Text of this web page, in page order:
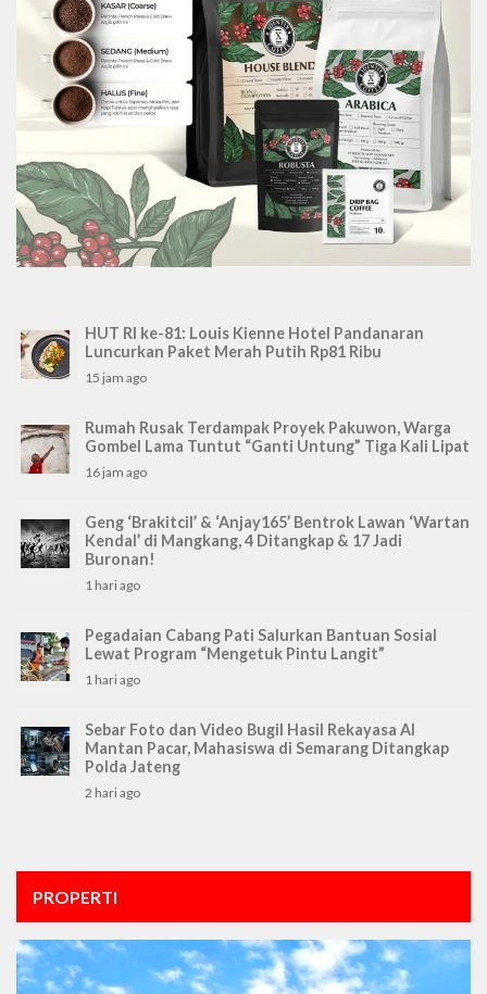
HUT RI ke-81: Louis Kienne Hotel Pandanaran
Luncurkan Paket Merah Putih Rp81 Ribu
15 jam ago
Rumah Rusak Terdampak Proyek Pakuwon, Warga
Gombel Lama Tuntut “Ganti Untung” Tiga Kali Lipat
16 jam ago
Geng ‘Brakitcil’ & ‘Anjay165’ Bentrok Lawan ‘Wartan
Kendal’ di Mangkang, 4 Ditangkap & 17 Jadi
Buronan!
1 hari ago
Pegadaian Cabang Pati Salurkan Bantuan Sosial
Lewat Program “Mengetuk Pintu Langit”
1 hari ago
Sebar Foto dan Video Bugil Hasil Rekayasa AI
Mantan Pacar, Mahasiswa di Semarang Ditangkap
Polda Jateng
2 hari ago
PROPERTI